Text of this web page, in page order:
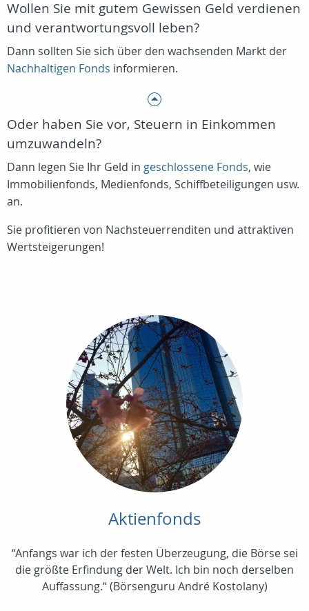
Wollen Sie mit gutem Gewissen Geld verdienen
und verantwortungsvoll leben?
Dann sollten Sie sich über den wachsenden Markt der
Nachhaltigen Fonds informieren.
Oder haben Sie vor, Steuern in Einkommen
umzuwandeln?
Dann legen Sie Ihr Geld in geschlossene Fonds, wie
Immobilienfonds, Medienfonds, Schiffbeteiligungen usw.
an.
Sie profitieren von Nachsteuerrenditen und attraktiven
Wertsteigerungen!
Aktienfonds
“Anfangs war ich der festen Überzeugung, die Börse sei
die größte Erfindung der Welt. Ich bin noch derselben
Auffassung.“ (Börsenguru André Kostolany)